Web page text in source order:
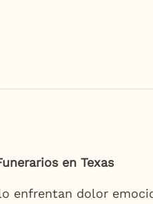
en Texas
enfrentan dolor